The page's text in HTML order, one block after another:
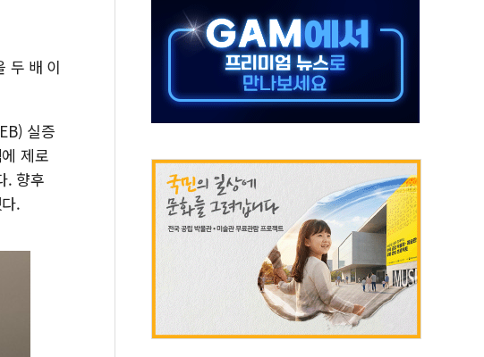
대형마트 판매, 역대 최대폭 감소한 9.4%↓…유통업계 양극화 심화
민 의원, '정부 특사'로 콜롬비아 대통령 취임식 참석
주의보' 울진 시간당 30mm 강한 비...호우 피해 없어
버스 하우스' 공방…野 "청년 우롱 기괴" vs 與 "송구한 해프닝"
두 배 이
실증
제로
. 향후
.